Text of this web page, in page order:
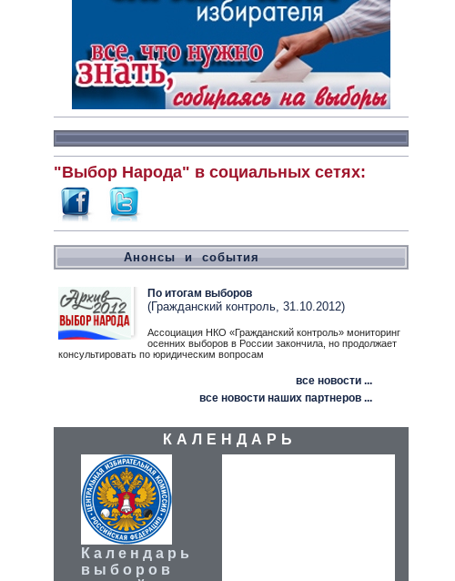
"Выбор Народа" в социальных сетях:
Анонсы и события
По итогам выборов
(Гражданский контроль, 31.10.2012)
Ассоциация НКО «Гражданский контроль» мониторинг
осенних выборов в России закончила, но продолжает
консультировать по юридическим вопросам
все новости ...
все новости наших партнеров ...
КАЛЕНДАРЬ
Календарь
выборов